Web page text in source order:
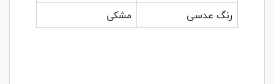
رنگ عدسی
مشکی